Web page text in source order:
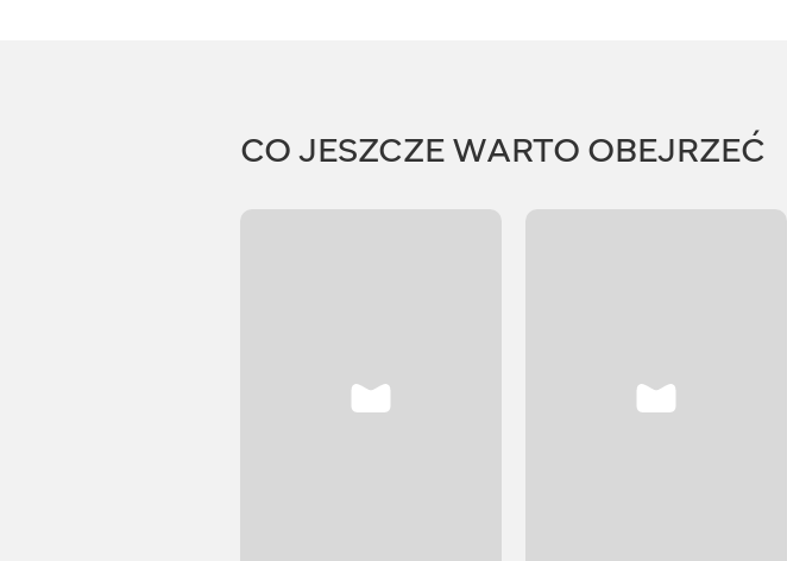
CO JESZCZE WARTO OBEJRZEĆ